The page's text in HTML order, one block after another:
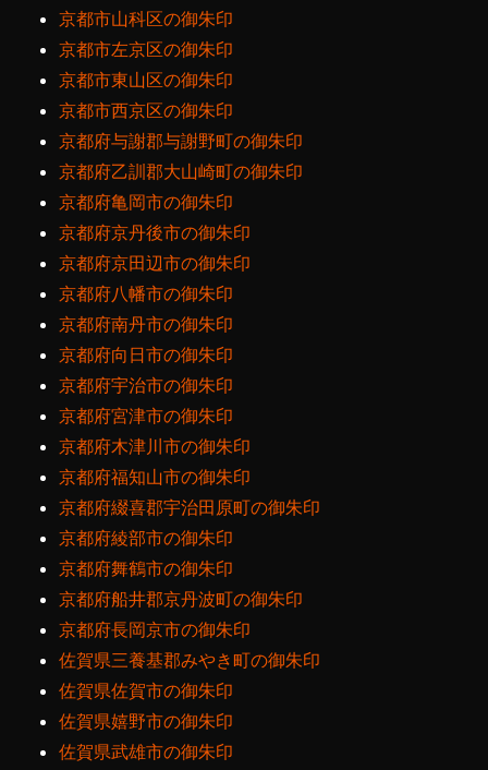
京都市山科区の御朱印
京都市左京区の御朱印
京都市東山区の御朱印
京都市西京区の御朱印
京都府与謝郡与謝野町の御朱印
京都府乙訓郡大山崎町の御朱印
京都府亀岡市の御朱印
京都府京丹後市の御朱印
京都府京田辺市の御朱印
京都府八幡市の御朱印
京都府南丹市の御朱印
京都府向日市の御朱印
京都府宇治市の御朱印
京都府宮津市の御朱印
京都府木津川市の御朱印
京都府福知山市の御朱印
京都府綴喜郡宇治田原町の御朱印
京都府綾部市の御朱印
京都府舞鶴市の御朱印
京都府船井郡京丹波町の御朱印
京都府長岡京市の御朱印
佐賀県三養基郡みやき町の御朱印
佐賀県佐賀市の御朱印
佐賀県嬉野市の御朱印
佐賀県武雄市の御朱印